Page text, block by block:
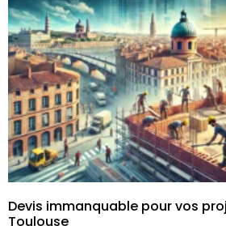
Devis immanquable pour vos
Toulouse